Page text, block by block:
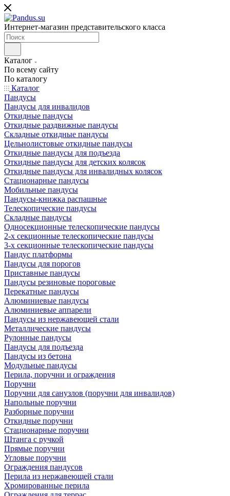
Интернет-магазин представительского класса
Каталог
По всему сайту
По каталогу
Каталог
Пандусы
Пандусы для инвалидов
Откидные пандусы
Откидные раздвижные пандусы
Складные откидные пандусы
Цельнолистовые откидные пандусы
Откидные пандусы для подъезда
Откидные пандусы для детских колясок
Откидные пандусы для инвалидных колясок
Стационарные пандусы
Мобильные пандусы
Пандусы-книжка распашные
Телескопические пандусы
Складные пандусы
Односекционные телескопические пандусы
2-х секционные телескопические пандусы
3-х секционные телескопические пандусы
Пандус платформы
Пандусы для порогов
Приставные пандусы
Пандусы резиновые пороговые
Перекатные пандусы
Алюминиевые пандусы
Алюминиевые аппарели
Пандусы из нержавеющей стали
Металлические пандусы
Рулонные пандусы
Пандусы для подъезда
Пандусы из бетона
Модульные пандусы
Перила, поручни и ограждения
Поручни
Поручни для санузлов (поручни для инвалидов)
Напольные поручни
Разборные поручни
Откидные поручни
Стационарные поручни
Штанга с ручкой
Прямые поручни
Угловые поручни
Ограждения пандусов
Перила из нержавеющей стали
Хромированные перила